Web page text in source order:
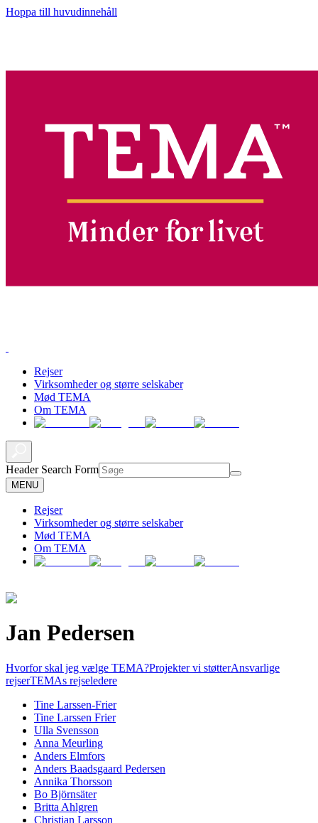
Hoppa till huvudinnehåll
Rejser
Virksomheder og større selskaber
Mød TEMA
Om TEMA
Header Search Form
MENU
Rejser
Virksomheder og større selskaber
Mød TEMA
Om TEMA
Jan Pedersen
Hvorfor skal jeg vælge TEMA?Projekter vi støtterAnsvarlige
rejserTEMAs rejseledere
Tine Larssen-Frier
Tine Larssen Frier
Ulla Svensson
Anna Meurling
Anders Elmfors
Anders Baadsgaard Pedersen
Annika Thorsson
Bo Björnsäter
Britta Ahlgren
Christian Larsson